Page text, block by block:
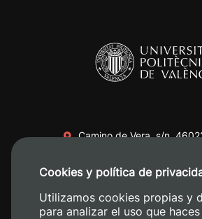
Camino de Vera, s/n.
+34 620 04 00
Cookies y política de
Utilizamos cookies propias y
para analizar el uso que